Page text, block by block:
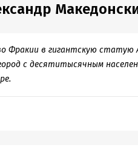
в гигантскую статую
с десятитысячным